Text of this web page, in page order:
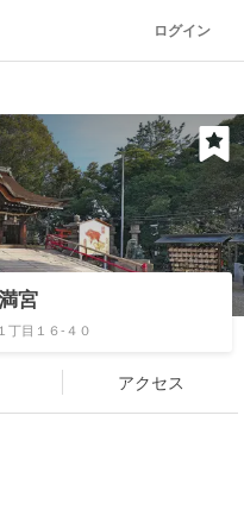
ログイン
宮
丁目１６-４０
アクセス